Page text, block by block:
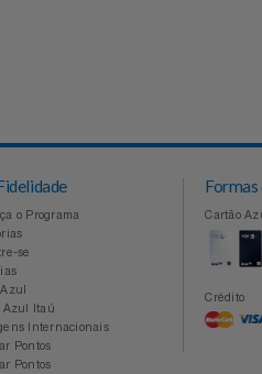
Azul Fidelidade
Conheça o Programa
Categorias
Cadastre-se
Parcerias
Clube Azul